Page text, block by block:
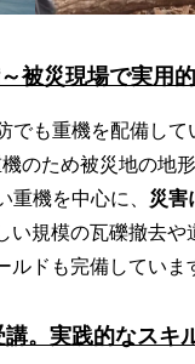
被災現場で実用
も重機を配備し
のため被災地の地
機を中心に、 災害
い規模の瓦礫撤去
ドも完備していま
。実践的なスキ